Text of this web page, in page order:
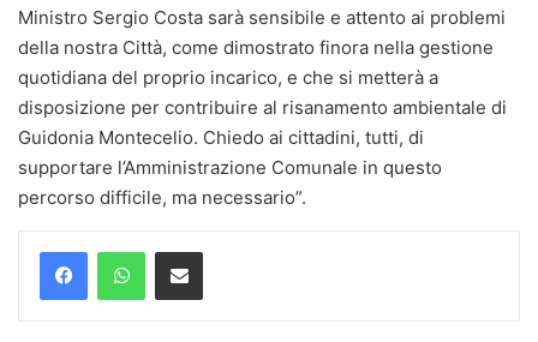
Ministro Sergio Costa sarà sensibile e attento ai problemi
della nostra Città, come dimostrato finora nella gestione
quotidiana del proprio incarico, e che si metterà a
disposizione per contribuire al risanamento ambientale di
Guidonia Montecelio. Chiedo ai cittadini, tutti, di
supportare l’Amministrazione Comunale in questo
percorso difficile, ma necessario”.
Condividi via mail